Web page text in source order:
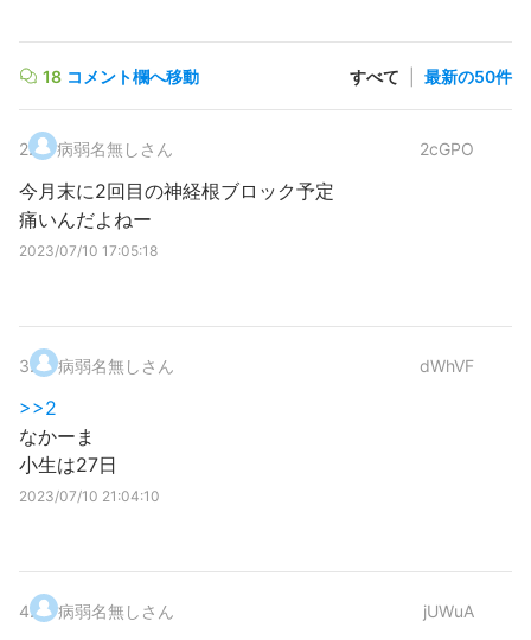
18 コメント欄へ移動 すべて 最新の50件
2. 病弱名無しさん 2cGPO
今月末に2回目の神経根ブロック予定
痛いんだよねー
2023/07/10 17:05:18
3. 病弱名無しさん dWhVF
>>2
なかーま
小生は27日
2023/07/10 21:04:10
4. 病弱名無しさん jUWuA